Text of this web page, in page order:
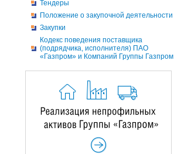
Тендеры
Положение о закупочной деятельности
Закупки
Кодекс поведения поставщика
(подрядчика, исполнителя) ПАО
«Газпром» и Компаний Группы Газпром